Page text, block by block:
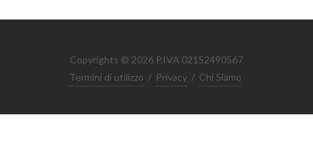
Copyrights © 2026 P.IVA 02152490567
Termini di utilizzo / Privacy / Chi Siamo